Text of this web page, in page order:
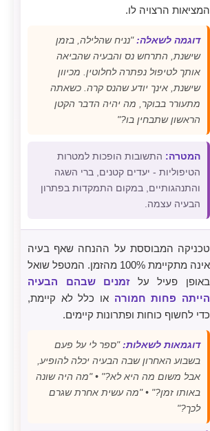
המציאות הרצויה לו.
דוגמה לשאלה: "נניח שהלילה, בזמן
שישנת, התרחש נס והבעיה שהביאה
אותך לטיפול נפתרה לחלוטין. מכיוון
שישנת, אינך יודע שהנס קרה. כשאתה
מתעורר בבוקר, מה יהיה הדבר הקטן
הראשון שתבחין בו?"
המטרה: התשובות הופכות למטרות
הטיפוליות - יעדים קטנים, ברי השגה
והתנהגותיים, במקום התמקדות בפתרון
הבעיה עצמה.
טכניקה המבוססת על ההנחה שאף בעיה
אינה מתקיימת 100% מהזמן. המטפל שואל
באופן פעיל עלזמנים שבהם הבעיה
הייתה פחות חמורה או כלל לא קיימת,
כדי לחשוף כוחות ופתרונות קיימים.
דוגמאות לשאלות: "ספר לי על פעם
בשבוע האחרון שבה הבעיה יכלה להופיע,
אבל משום מה היא לא?" • "מה היה שונה
באותו זמן?" • "מה עשית אחרת שגרם
לכך?"